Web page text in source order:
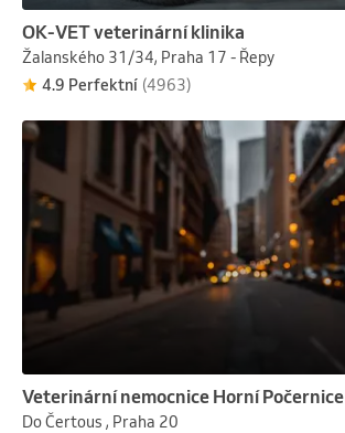
OK-VET veterinární klinika
Žalanského 31/34, Praha 17 - Řepy
4.9 Perfektní (4963)
Veterinární nemocnice Horní Počernice
Do Čertous , Praha 20